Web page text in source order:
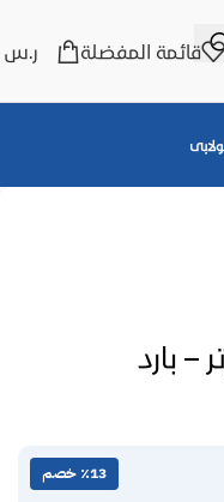
قائمة المفضلة ر.س
انفرتر – بارد
٪13 خصم